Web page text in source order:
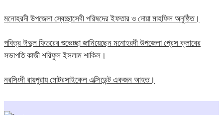
মনোহরদী উপজেলা স্বেচ্ছাসেবী পরিষদের ইফতার ও দোয়া মাহফিল অনুষ্ঠিত।
পবিত্র ঈদুল ফিতরের শুভেচ্ছা জানিয়েছেন মনোহরদী উপজেলা প্রেস ক্লাবের
সভাপতি কাজী শরিফুল ইসলাম শাকিল।
নরসিংদী রায়পুরায় মোটরসাইকেল এক্সিডেন্ট একজন আহত।